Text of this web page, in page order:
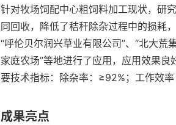
针对牧场饲配中心粗饲料加工现状，研
同回收，降低了秸秆除杂过程中的损耗
“呼伦贝尔润兴草业有限公司”、“北大荒
家庭农场”等地进行了应用，应用效果
要技术指标：除杂率：≥92%；工作效
成果亮点